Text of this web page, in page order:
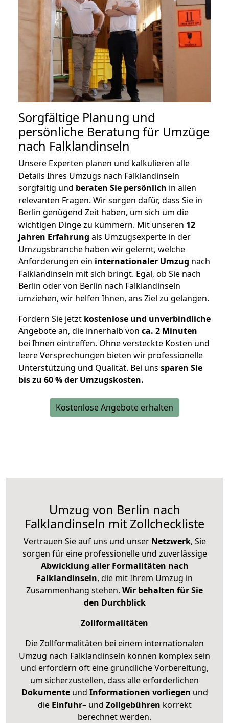
Sorgfältige Planung und
persönliche Beratung für Umzüge
nach Falklandinseln
Unsere Experten planen und kalkulieren alle
Details Ihres Umzugs nach Falklandinseln
sorgfältig und beraten Sie persönlich in allen
relevanten Fragen. Wir sorgen dafür, dass Sie in
Berlin genügend Zeit haben, um sich um die
wichtigen Dinge zu kümmern. Mit unseren 12
Jahren Erfahrung als Umzugsexperte in der
Umzugsbranche haben wir gelernt, welche
Anforderungen ein internationaler Umzug nach
Falklandinseln mit sich bringt. Egal, ob Sie nach
Berlin oder von Berlin nach Falklandinseln
umziehen, wir helfen Ihnen, ans Ziel zu gelangen.
Fordern Sie jetzt kostenlose und unverbindliche
Angebote an, die innerhalb von ca. 2 Minuten
bei Ihnen eintreffen. Ohne versteckte Kosten und
leere Versprechungen bieten wir professionelle
Unterstützung und Qualität. Bei uns sparen Sie
bis zu 60 % der Umzugskosten.
Kostenlose Angebote erhalten
Umzug von Berlin nach
Falklandinseln mit Zollcheckliste
Vertrauen Sie auf uns und unser Netzwerk, Sie
sorgen für eine professionelle und zuverlässige
Abwicklung aller Formalitäten nach
Falklandinseln, die mit Ihrem Umzug in
Zusammenhang stehen. Wir behalten für Sie
den Durchblick
Zollformalitäten
Die Zollformalitäten bei einem internationalen
Umzug nach Falklandinseln können komplex sein
und erfordern oft eine gründliche Vorbereitung,
um sicherzustellen, dass alle erforderlichen
Dokumenteund Informationen vorliegen und
die Einfuhr– und Zollgebühren korrekt
berechnet werden.